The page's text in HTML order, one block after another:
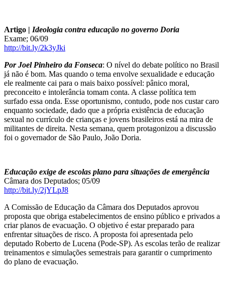
Artigo | Ideologia contra educação no governo Doria
Exame; 06/09
http://bit.ly/2k3yJki
Por Joel Pinheiro da Fonseca: O nível do debate político no Brasil
já não é bom. Mas quando o tema envolve sexualidade e educação
ele realmente cai para o mais baixo possível: pânico moral,
preconceito e intolerância tomam conta. A classe política tem
surfado essa onda. Esse oportunismo, contudo, pode nos custar caro
enquanto sociedade, dado que a própria existência de educação
sexual no currículo de crianças e jovens brasileiros está na mira de
militantes de direita. Nesta semana, quem protagonizou a discussão
foi o governador de São Paulo, João Doria.
Educação exige de escolas plano para situações de emergência
Câmara dos Deputados; 05/09
http://bit.ly/2jYLpJ8
A Comissão de Educação da Câmara dos Deputados aprovou
proposta que obriga estabelecimentos de ensino público e privados a
criar planos de evacuação. O objetivo é estar preparado para
enfrentar situações de risco. A proposta foi apresentada pelo
deputado Roberto de Lucena (Pode-SP). As escolas terão de realizar
treinamentos e simulações semestrais para garantir o cumprimento
do plano de evacuação.